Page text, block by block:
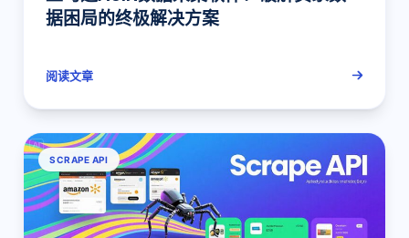
据困局的终极解决方案
阅读文章
SCRAPE API